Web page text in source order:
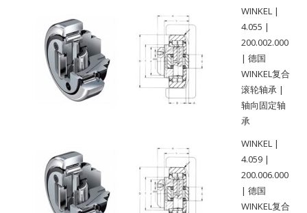
WINKEL |
4.055 |
200.002.000
| 德国
WINKEL复合
滚轮轴承 |
轴向固定轴
承
WINKEL |
4.059 |
200.006.000
| 德国
WINKEL复合